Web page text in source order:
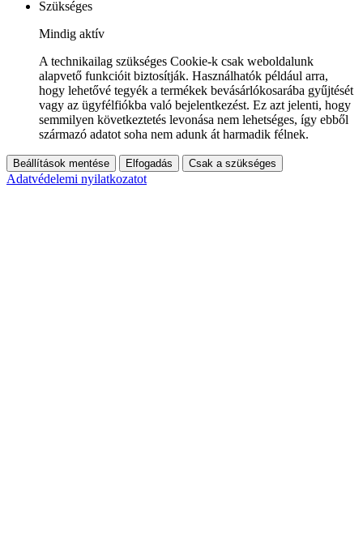
Szükséges
Mindig aktív
A technikailag szükséges Cookie-k csak weboldalunk
alapvető funkcióit biztosítják. Használhatók például arra,
hogy lehetővé tegyék a termékek bevásárlókosarába gyűjtését
vagy az ügyfélfiókba való bejelentkezést. Ez azt jelenti, hogy
semmilyen következtetés levonása nem lehetséges, így ebből
származó adatot soha nem adunk át harmadik félnek.
Beállítások mentése Elfogadás Csak a szükséges
Adatvédelemi nyilatkozatot